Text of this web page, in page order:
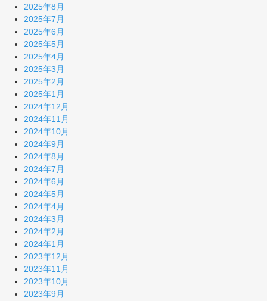
2025年8月
2025年7月
2025年6月
2025年5月
2025年4月
2025年3月
2025年2月
2025年1月
2024年12月
2024年11月
2024年10月
2024年9月
2024年8月
2024年7月
2024年6月
2024年5月
2024年4月
2024年3月
2024年2月
2024年1月
2023年12月
2023年11月
2023年10月
2023年9月